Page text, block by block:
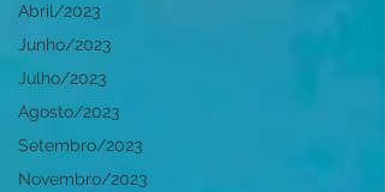
Abril/2023
Junho/2023
Julho/2023
Agosto/2023
Setembro/2023
Novembro/2023